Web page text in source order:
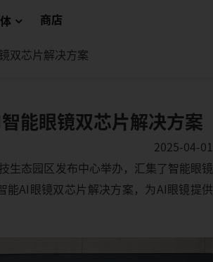
商店
双芯片解决方案
能眼镜双芯片解决方案
2025-04-01
生态园区发布中心举办，汇集了智能眼镜
能AI眼镜双芯片解决方案，为AI眼镜提供